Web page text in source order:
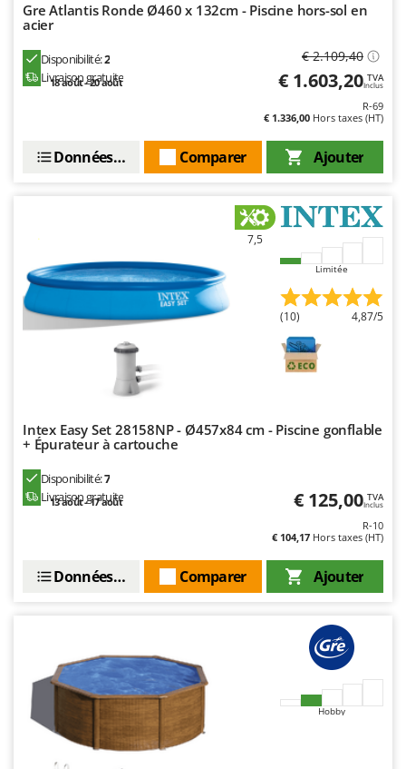
Gre Atlantis Ronde Ø460 x 132cm - Piscine hors-sol en
acier
Disponibilité:2
Livraison gratuite
18 août - 20 août
€ 2.109,40
€ 1.603,20 TVA
Inclus
R-69
€ 1.336,00 Hors taxes (HT)
Ajouter
Comparer
Données techniques
7,5
Limitée
(10) 4,87/5
Intex Easy Set 28158NP - Ø457x84 cm - Piscine gonflable
+ Épurateur à cartouche
Disponibilité:7
Livraison gratuite
13 août - 17 août € 125,00 TVA
Inclus
R-10
€ 104,17 Hors taxes (HT)
Ajouter
Comparer
Données techniques
Hobby